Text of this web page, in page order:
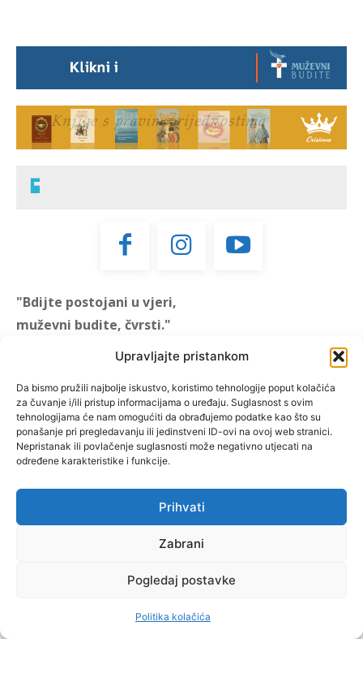
Upravljajte pristankom
Da bismo pružili najbolje iskustvo, koristimo tehnologije poput kolačića
za čuvanje i/ili pristup informacijama o uređaju. Suglasnost s ovim
tehnologijama će nam omogućiti da obrađujemo podatke kao što su
ponašanje pri pregledavanju ili jedinstveni ID-ovi na ovoj web stranici.
Nepristanak ili povlačenje suglasnosti može negativno utjecati na
određene karakteristike i funkcije.
Prihvati
Zabrani
Pogledaj postavke
Politika kolačića
"Bdijte postojani u vjeri,
muževni budite, čvrsti."
"Muževni budite" prvi je
hrvatski portal za katoličke
muškarce koji pokušava
reafirmirati u današnje
vrijeme itekako narušen
biblijski koncept muževnosti,
koji pokušavamo osvijetliti iz
više aspekata, prigodnih
rubrika i poticajnih inicijativa.